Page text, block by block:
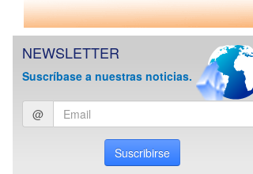
NEWSLETTER
Suscríbase a nuestras noticias.
Ingresar
email
@
Suscribirse